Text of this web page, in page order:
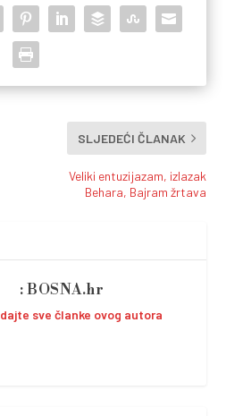
SLJEDEĆI ČLANAK
Veliki entuzijazam, izlazak
Behara, Bajram žrtava
BOSNA.hr
sve članke ovog autora